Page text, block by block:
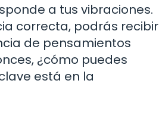
a tus vibraciones.
correcta, podrás recibir
de pensamientos
¿cómo puedes
está en la